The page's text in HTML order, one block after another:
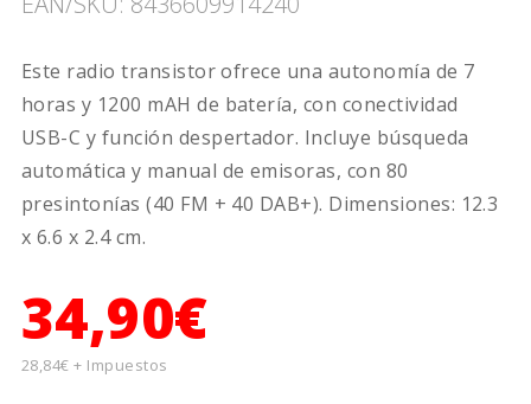
Este radio transistor ofrece una autonomía de 7
horas y 1200 mAH de batería, con conectividad
USB-C y función despertador. Incluye búsqueda
automática y manual de emisoras, con 80
presintonías (40 FM + 40 DAB+). Dimensiones: 12.3
x 6.6 x 2.4 cm.
34,90€
28,84€ + Impuestos